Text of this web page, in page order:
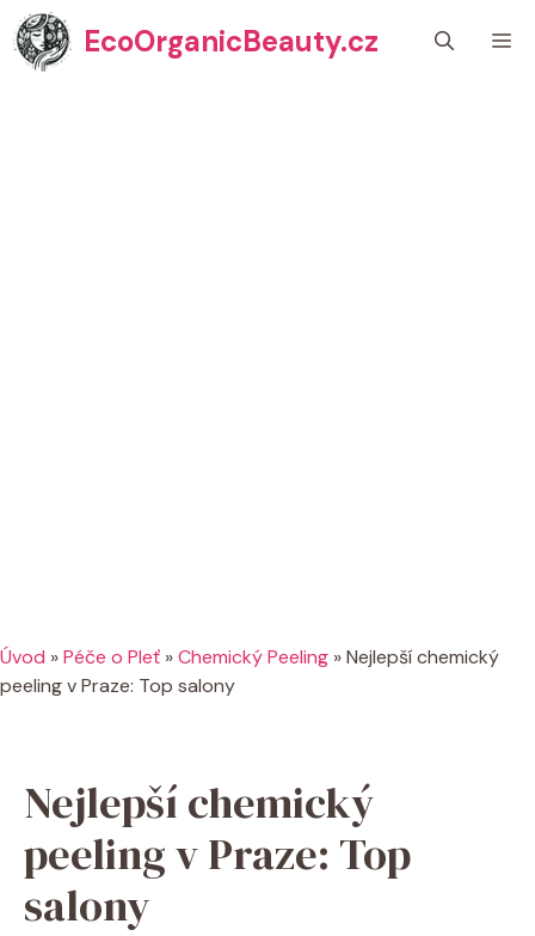
Přeskočit
na
obsah
EcoOrganicBeauty.cz
Úvod »Péče o Pleť »Chemický Peeling »Nejlepší chemický
peeling v Praze: Top salony
Nejlepší chemický
peeling v Praze: Top
salony